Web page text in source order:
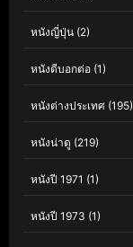
หนังญี่ปุ่น (2)
หนังดีบอกต่อ (1)
หนังต่างประเทศ (195)
หนังน่าดู (219)
หนังปี 1971 (1)
หนังปี 1973 (1)